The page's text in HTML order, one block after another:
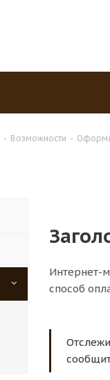
- Возможности -
Интернет-
способ